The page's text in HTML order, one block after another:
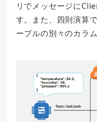
リでメッセージに
す。また、四則演算
ーブルの別々のカラ